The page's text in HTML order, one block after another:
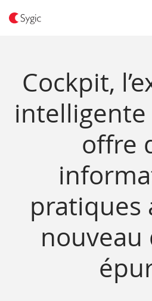
Cockpit,
intelligente
offre
pratiques
nouveau